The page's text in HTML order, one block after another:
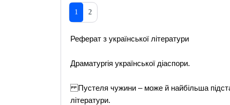
1 2
Реферат з української літератури
Драматургія української діаспори.
Пустеля чужини – може й найбільша
літератури.